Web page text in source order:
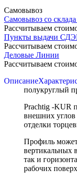
Самовывоз
Самовывоз со
Рассчитываем
Пункты выдачи
Рассчитываем
Деловые Линии
Рассчитываем
Описание
полукруглый
Prachtig -KUR
внешних углов
отделки
Профиль может
вертикальных
так и
рабочих